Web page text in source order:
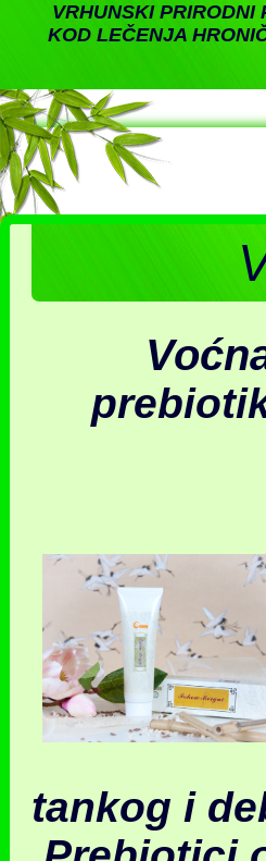
VRHUNSKI PRIRODNI
KOD LEČENJA
Voćna
tankog i d